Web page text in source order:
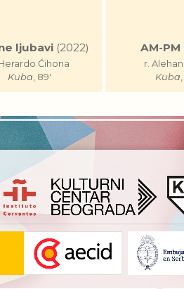
ljubavi(2022)
Ćihona
Kuba, 89'
AM-PM
r.
Kuba